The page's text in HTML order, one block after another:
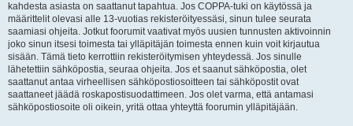
kahdesta asiasta on saattanut tapahtua. Jos COPPA-tuki on käytössä ja
määrittelit olevasi alle 13-vuotias rekisteröityessäsi, sinun tulee seurata
saamiasi ohjeita. Jotkut foorumit vaativat myös uusien tunnusten aktivoinnin
joko sinun itsesi toimesta tai ylläpitäjän toimesta ennen kuin voit kirjautua
sisään. Tämä tieto kerrottiin rekisteröitymisen yhteydessä. Jos sinulle
lähetettiin sähköpostia, seuraa ohjeita. Jos et saanut sähköpostia, olet
saattanut antaa virheellisen sähköpostiosoitteen tai sähköpostit ovat
saattaneet jäädä roskapostisuodattimeen. Jos olet varma, että antamasi
sähköpostiosoite oli oikein, yritä ottaa yhteyttä foorumin ylläpitäjään.